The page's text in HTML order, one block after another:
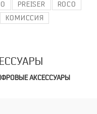
PREISER
ROCO
КОМИССИЯ
АКСЕССУАРЫ